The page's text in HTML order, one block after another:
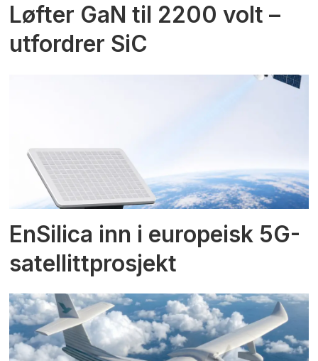
Løfter GaN til 2200 volt –
utfordrer SiC
EnSilica inn i europeisk 5G-
satellittprosjekt